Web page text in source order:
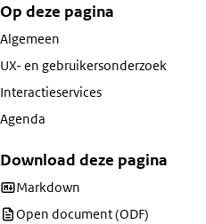
Op deze pagina
Algemeen
UX- en gebruikersonderzoek
Interactieservices
Agenda
Download deze pagina
Download deze pagina als
Markdown
Download deze pagina als
Open document (ODF)